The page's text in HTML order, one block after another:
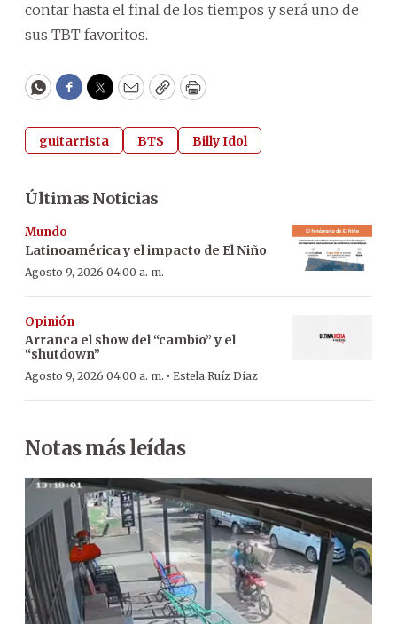
contar hasta el final de los tiempos y será uno de
sus TBT favoritos.
WhatsApp
Facebook
Twitter
EmailCopyPrint
guitarrista BTS Billy Idol
Últimas Noticias
Mundo
Latinoamérica y el impacto de El Niño
Agosto 9, 2026 04:00 a. m.
Opinión
Arranca el show del “cambio” y el
“shutdown”
Agosto 9, 2026 04:00 a. m. · Estela Ruíz Díaz
Notas más leídas